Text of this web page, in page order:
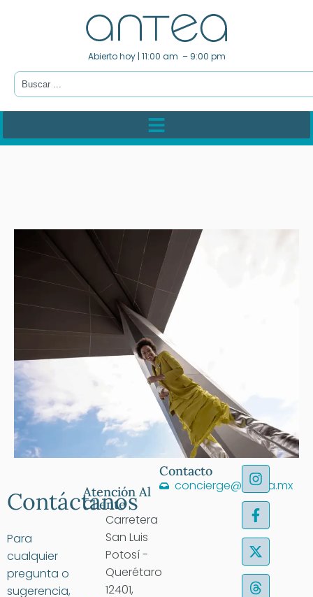
Abierto hoy | 11:00 am – 9:00 pm
Contáctanos
Para
cualquier
pregunta o
sugerencia,
Atención Al
Cliente
Carretera
San Luis
Potosí -
Querétaro
12401,
Contacto
concierge@antea.mx